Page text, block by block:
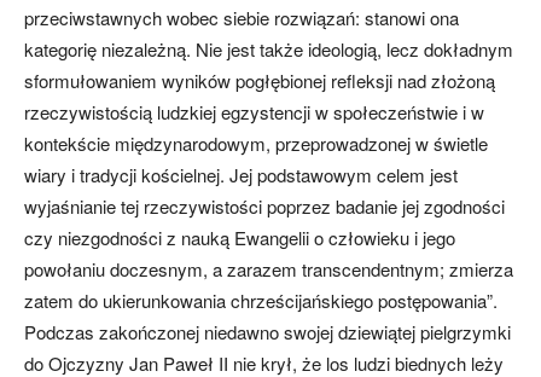
przeciwstawnych wobec siebie rozwiązań: stanowi ona
kategorię niezależną. Nie jest także ideologią, lecz dokładnym
sformułowaniem wyników pogłębionej refleksji nad złożoną
rzeczywistością ludzkiej egzystencji w społeczeństwie i w
kontekście międzynarodowym, przeprowadzonej w świetle
wiary i tradycji kościelnej. Jej podstawowym celem jest
wyjaśnianie tej rzeczywistości poprzez badanie jej zgodności
czy niezgodności z nauką Ewangelii o człowieku i jego
powołaniu doczesnym, a zarazem transcendentnym; zmierza
zatem do ukierunkowania chrześcijańskiego postępowania”.
Podczas zakończonej niedawno swojej dziewiątej pielgrzymki
do Ojczyzny Jan Paweł II nie krył, że los ludzi biednych leży